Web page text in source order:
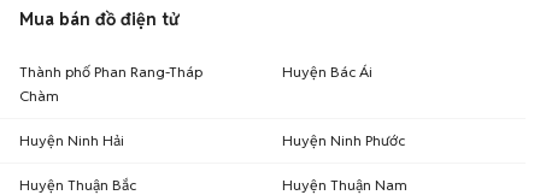
Mua bán đồ điện tử
Thành phố Phan Rang-Tháp
Chàm
Huyện Bác Ái
Huyện Ninh Hải Huyện Ninh Phước
Huyện Thuận Bắc Huyện Thuận Nam